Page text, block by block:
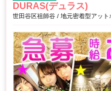
DURAS(デュラス)
世田谷区祖師谷 / 地元密着型アット